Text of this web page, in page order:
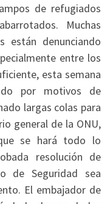
de refugiados
Muchas
están denunciando
entre los
esta semana
por motivos de
largas colas para
general de la ONU,
se hará todo lo
resolución de
de Seguridad sea
El embajador de